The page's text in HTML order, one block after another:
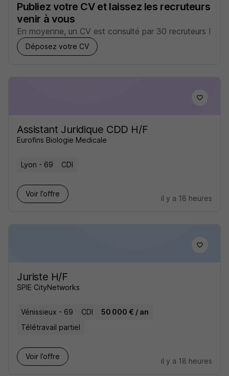
Publiez votre CV et laissez les recruteurs
venir à vous
En moyenne, un CV est consulté par 30 recruteurs !
Déposez votre CV
Assistant Juridique CDD H/F
Eurofins Biologie Medicale
Lyon - 69 CDI
Voir l’offre
il y a 18 heures
Juriste H/F
SPIE CityNetworks
Vénissieux - 69 CDI
50 000 € / an
Télétravail partiel
Voir l’offre
il y a 18 heures